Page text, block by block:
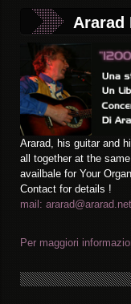
Ararad
Ararad, his guitar and
all together at the
availbale for Your
Contact for details !
mail: ararad@ararad.net
Per maggiori